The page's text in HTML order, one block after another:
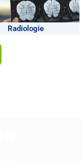
Radiologie